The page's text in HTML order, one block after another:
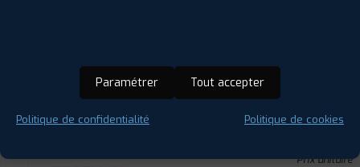
Été
ⓘ C B 72
Prix unitaire
Paramétrer Tout accepter
Politique de confidentialité Politique de cookies